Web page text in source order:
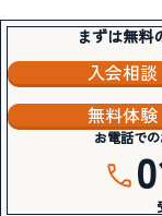
まずは無料
入会相談
無料体験
お電話で